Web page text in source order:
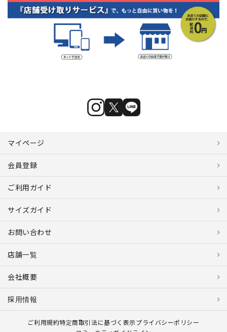
マイページ
会員登録
ご利用ガイド
サイズガイド
お問い合わせ
店舗一覧
会社概要
採用情報
ご利用規約特定商取引法に基づく表示プライバシーポリシー